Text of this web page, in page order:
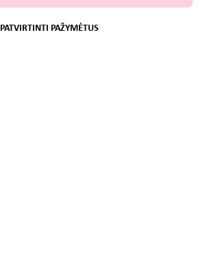
PATVIRTINTI PAŽYMĖTUS